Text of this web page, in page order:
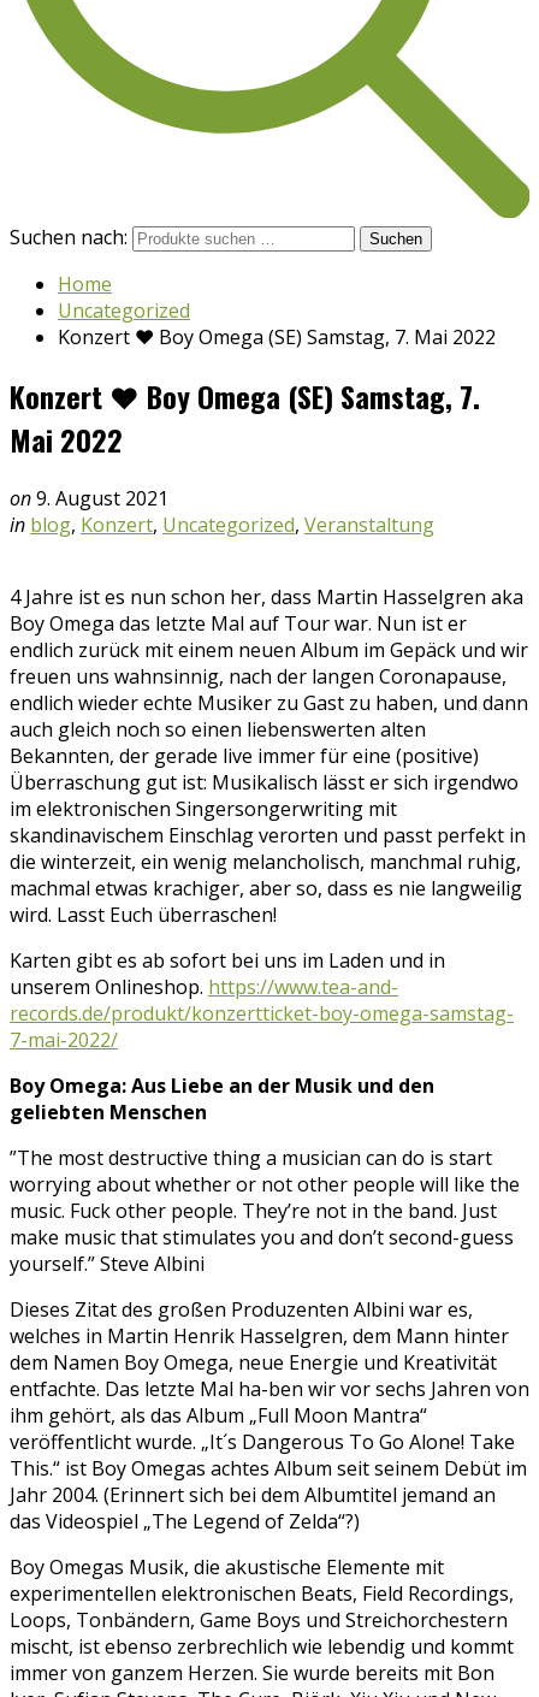
Suchen nach: Suchen
Home
Uncategorized
Konzert ♥ Boy Omega (SE) Samstag, 7. Mai 2022
Konzert ♥ Boy Omega (SE) Samstag, 7.
Mai 2022
on9. August 2021
in blog, Konzert, Uncategorized, Veranstaltung
4 Jahre ist es nun schon her, dass Martin Hasselgren aka
Boy Omega das letzte Mal auf Tour war. Nun ist er
endlich zurück mit einem neuen Album im Gepäck und wir
freuen uns wahnsinnig, nach der langen Coronapause,
endlich wieder echte Musiker zu Gast zu haben, und dann
auch gleich noch so einen liebenswerten alten
Bekannten, der gerade live immer für eine (positive)
Überraschung gut ist: Musikalisch lässt er sich irgendwo
im elektronischen Singersongerwriting mit
skandinavischem Einschlag verorten und passt perfekt in
die winterzeit, ein wenig melancholisch, manchmal ruhig,
machmal etwas krachiger, aber so, dass es nie langweilig
wird. Lasst Euch überraschen!
Karten gibt es ab sofort bei uns im Laden und in
unserem Onlineshop. https://www.tea-and-
records.de/produkt/konzertticket-boy-omega-samstag-
7-mai-2022/
Boy Omega: Aus Liebe an der Musik und den
geliebten Menschen
”The most destructive thing a musician can do is start
worrying about whether or not other people will like the
music. Fuck other people. They’re not in the band. Just
make music that stimulates you and don’t second-guess
yourself.” Steve Albini
Dieses Zitat des großen Produzenten Albini war es,
welches in Martin Henrik Hasselgren, dem Mann hinter
dem Namen Boy Omega, neue Energie und Kreativität
entfachte. Das letzte Mal ha-ben wir vor sechs Jahren von
ihm gehört, als das Album „Full Moon Mantra“
veröffentlicht wurde. „It´s Dangerous To Go Alone! Take
This.“ ist Boy Omegas achtes Album seit seinem Debüt im
Jahr 2004. (Erinnert sich bei dem Albumtitel jemand an
das Videospiel „The Legend of Zelda“?)
Boy Omegas Musik, die akustische Elemente mit
experimentellen elektronischen Beats, Field Recordings,
Loops, Tonbändern, Game Boys und Streichorchestern
mischt, ist ebenso zerbrechlich wie lebendig und kommt
immer von ganzem Herzen. Sie wurde bereits mit Bon